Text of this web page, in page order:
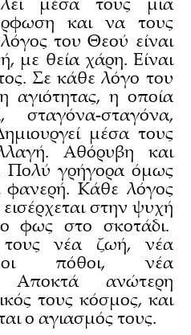
και να τους
του Θεού είναι
με θεία χάρη. Είναι
Σε κάθε λόγο του
αγιότητας, η οποία
σταγόνα-σταγόνα,
μέσα τους
Αθόρυβη και
Πολύ γρήγορα όμως
φανερή. Κάθε λόγος
στην ψυχή
φως στο σκοτάδι.
τους νέα ζωή, νέα
πόθοι, νέα
Αποκτά ανώτερη
τους κόσμος, και
ο αγιασμός τους.